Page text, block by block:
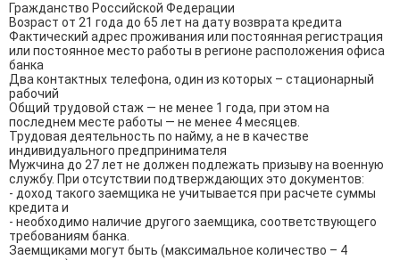
Гражданство Российской Федерации
Возраст от 21 года до 65 лет на дату возврата кредита
Фактический адрес проживания или постоянная регистрация
или постоянное место работы в регионе расположения офиса
банка
Два контактных телефона, один из которых – стационарный
рабочий
Общий трудовой стаж — не менее 1 года, при этом на
последнем месте работы — не менее 4 месяцев.
Трудовая деятельность по найму, а не в качестве
индивидуального предпринимателя
Мужчина до 27 лет не должен подлежать призыву на военную
службу. При отсутствии подтверждающих это документов:
- доход такого заемщика не учитывается при расчете суммы
кредита и
- необходимо наличие другого заемщика, соответствующего
требованиям банка.
Заемщиками могут быть (максимальное количество – 4